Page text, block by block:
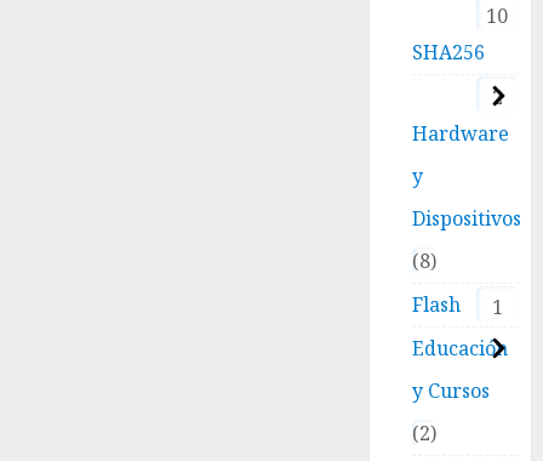
10
SHA256
2
Hardware
y
Dispositivos
8
Flash
1
Educación
y Cursos
2